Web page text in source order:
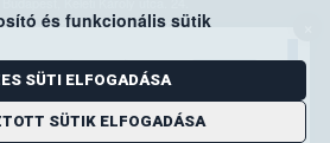
és funkcionális sütik
SÜTI ELFOGADÁSA
SÜTIK ELFOGADÁSA
cím: 1525 Budapest. Pf. 30.
ugyfelszolgalat@nebih.gov.hu
szám: 06-80/263-244
06-1/ 336-9000